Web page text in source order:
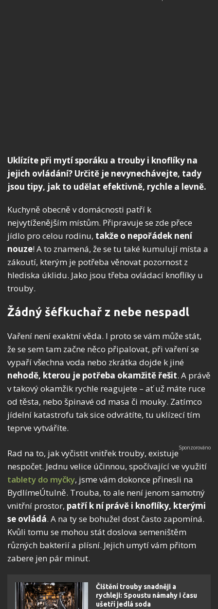
Uklízíte při mytí sporáku a trouby i knoflíky na
jejich ovládání? Určitě je nevynechávejte, tady
jsou tipy, jak to udělat efektivně, rychle a levně.
Kuchyně obecně v domácnosti patří k
nejvytíženějším místům. Připravuje se zde přece
jídlo pro celou rodinu, takže o nepořádek není
nouze! A to znamená, že se tu také kumulují místa a
zákoutí, kterým je potřeba věnovat pozornost z
hlediska úklidu. Jako jsou třeba ovládací knoflíky u
trouby.
Žádný šéfkuchař z nebe nespadl
Vaření není exaktní věda. I proto se vám může stát,
že se sem tam začne něco připalovat, při vaření se
vypaří všechna voda nebo zkrátka dojde k jiné
nehodě, kterou je potřeba okamžitě řešit. A právě
v takový okamžik rychle reagujete – ať už máte ruce
od těsta, nebo špinavé od masa či mouky. Zatímco
jídelní katastrofu tak sice odvrátíte, tu uklízecí tím
teprve vytváříte.
Rad na to, jak vyčistit vnitřek trouby, existuje
nespočet. Jednu velice účinnou, spočívající ve využití
tablety do myčky, jsme vám dokonce přinesli na
BydlímeÚtulně. Trouba, to ale není jenom samotný
vnitřní prostor, patří k ní právě i knoflíky, kterými
se ovládá. A na ty se bohužel dost často zapomíná.
Kvůli tomu se mohou stát doslova semeništěm
různých bakterií a plísní. Jejich umytí vám přitom
zabere jen pár minut.
Čištění trouby snadněji a
rychleji: Spoustu námahy i času
ušetří jedlá soda